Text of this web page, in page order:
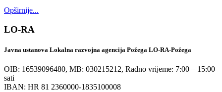
Opširnije...
LO-RA
Javna ustanova Lokalna razvojna agencija Požega LO-RA-Požega
OIB: 16539096480, MB: 030215212, Radno vrijeme: 7:00 – 15:00
sati
IBAN: HR 81 2360000-1835100008